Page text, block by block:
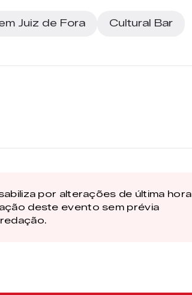
Juiz de Fora Cultural Bar
por alterações de última hora
deste evento sem prévia